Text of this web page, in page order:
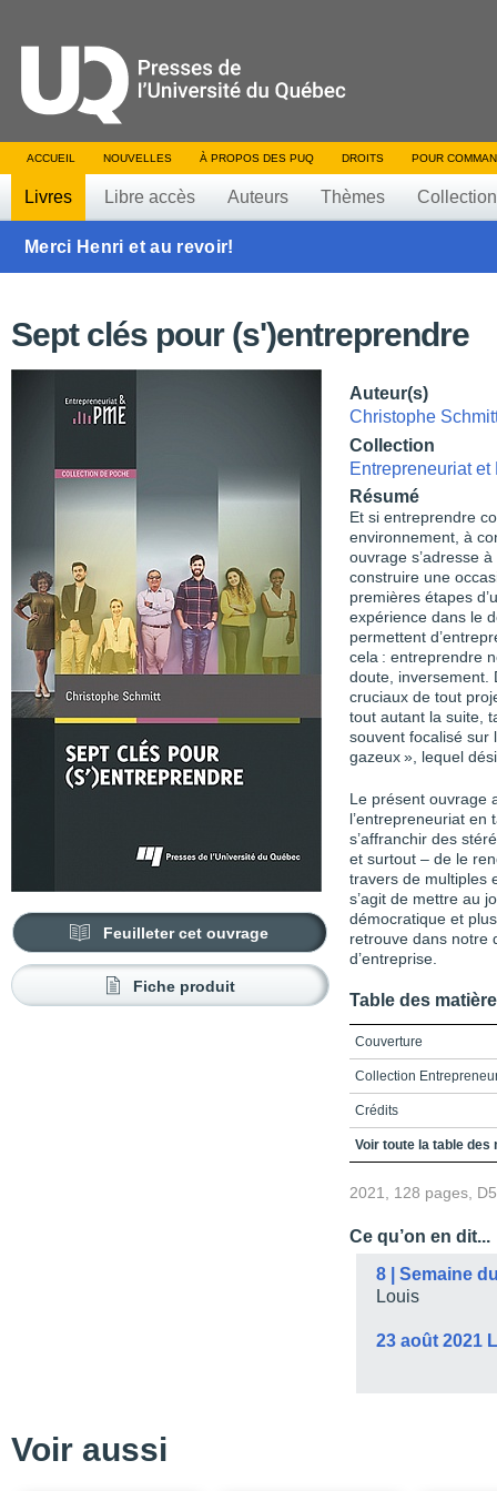
ACCUEIL NOUVELLES À PROPOS DES PUQ DROITS POUR
Livres Libre accès Auteurs Thèmes
Merci Henri et au revoir!
Sept clés pour (s')entreprendre
Feuilleter cet ouvrage
Fiche produit
Auteur(s)
Christophe
Collection
Entrepreneuriat et
Résumé
Et si entreprendre
environnement, à
ouvrage s’adresse
construire une
premières étapes
expérience dans le
permettent
cela : entreprendre
doute, inversement.
cruciaux de tout
tout autant la suite,
souvent focalisé sur
gazeux », lequel
Le présent ouvrage
l’entrepreneuriat
s’affranchir des
et surtout – de le
travers de multiples
s’agit de mettre au
démocratique et
retrouve dans notre
d’entreprise.
Table des
Couverture
Collection
Crédits
Remerciements
Introduction
Clé 1 / Entreprendre,
La néguentropie ou
Voir toute la table des
2021, 128 pages,
Ce qu’on en dit...
8 | Semaine
Louis
23 août 2021
Voir aussi